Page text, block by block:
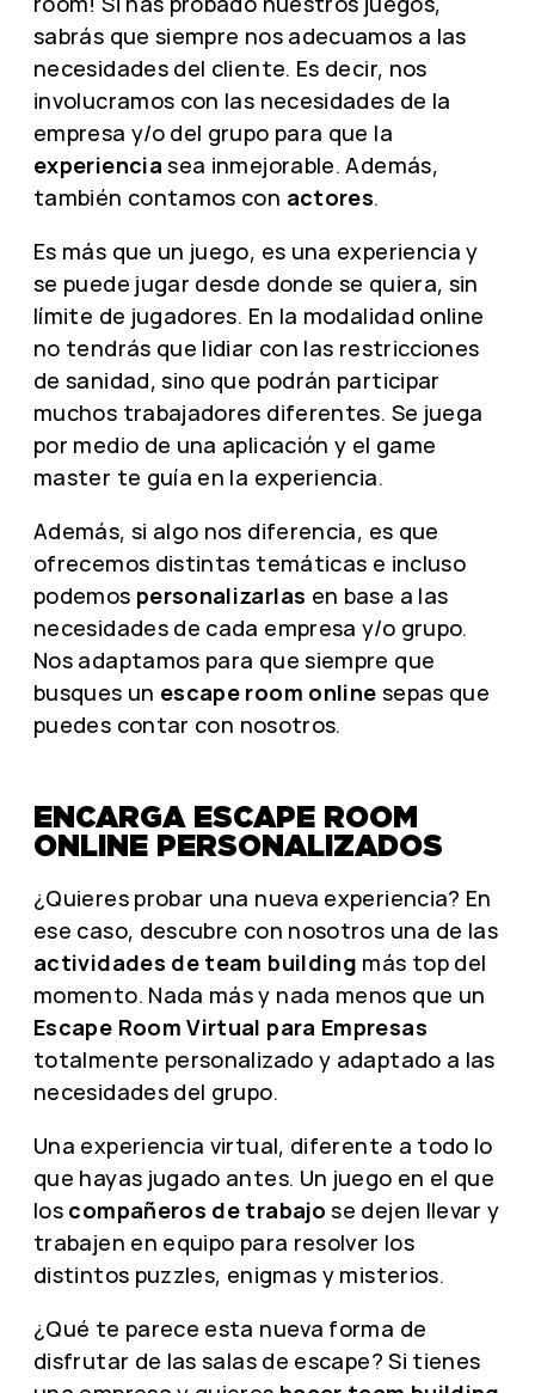
sabrás que siempre nos adecuamos a las
necesidades del cliente. Es decir, nos
involucramos con las necesidades de la
empresa y/o del grupo para que la
experienciasea inmejorable. Además,
también contamos con actores.
Es más que un juego, es una experiencia y
se puede jugar desde donde se quiera, sin
límite de jugadores. En la modalidad online
no tendrás que lidiar con las restricciones
de sanidad, sino que podrán participar
muchos trabajadores diferentes. Se juega
por medio de una aplicación y el game
master te guía en la experiencia.
Además, si algo nos diferencia, es que
ofrecemos distintas temáticas e incluso
podemos personalizarlas en base a las
necesidades de cada empresa y/o grupo.
Nos adaptamos para que siempre que
busques un escape room online sepas que
puedes contar con nosotros.
ENCARGA ESCAPE ROOM
ONLINE PERSONALIZADOS
¿Quieres probar una nueva experiencia? En
ese caso, descubre con nosotros una de las
actividades de team building más top del
momento. Nada más y nada menos que un
Escape Room Virtual para Empresas
totalmente personalizado y adaptado a las
necesidades del grupo.
Una experiencia virtual, diferente a todo lo
que hayas jugado antes. Un juego en el que
los compañeros de trabajo se dejen llevar y
trabajen en equipo para resolver los
distintos puzzles, enigmas y misterios.
¿Qué te parece esta nueva forma de
disfrutar de las salas de escape? Si tienes